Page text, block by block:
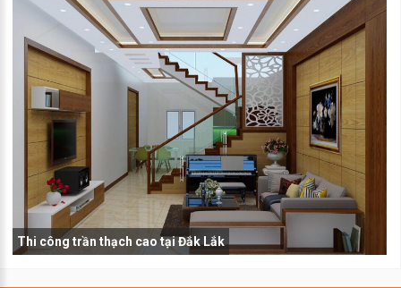
Thi công trần thạch cao tại Đắk Lắk